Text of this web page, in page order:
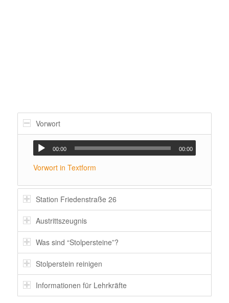
Vorwort
00:00 00:00
Vorwort in Textform
Station Frie­den­straße 26
Austritts­zeugnis
Was sind “Stol­per­steine”?
Stol­per­stein reinigen
Infor­ma­tionen für Lehrkräfte